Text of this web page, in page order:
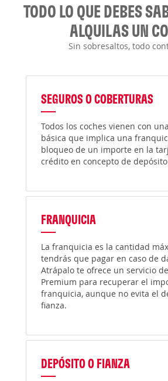
TODO LO QUE DEBES
ALQUILAS UN
Sin sobresaltos, todo
SEGUROS O COBERTURAS
Todos los coches vienen con
básica que implica una
bloqueo de un importe en la
crédito en concepto de
FRANQUICIA
La franquicia es la cantidad
tendrás que pagar en caso de
Atrápalo te ofrece un servicio
Premium para recuperar el
franquicia, aunque no evita el
fianza.
DEPÓSITO O FIANZA